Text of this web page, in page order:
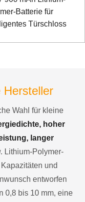
Batterie für
Türschloss
Hersteller
Wahl für kleine
hoher
langer
Lithium-Polymer-
und
entworfen
0,8 bis 10 mm, eine